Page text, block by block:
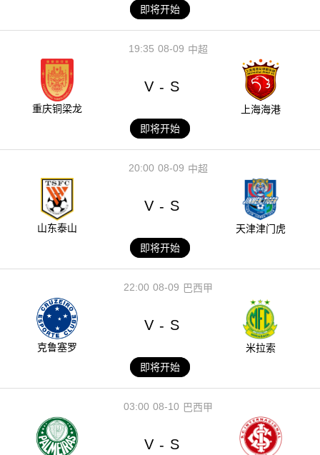
即将开始
08-09
19:35 中超
重庆铜梁龙
V - S
上海海港
即将开始
08-09
20:00 中超
山东泰山
V - S
天津津门虎
即将开始
08-09
22:00 巴西甲
克鲁塞罗
V - S
米拉索
即将开始
08-10
03:00 巴西甲
V - S